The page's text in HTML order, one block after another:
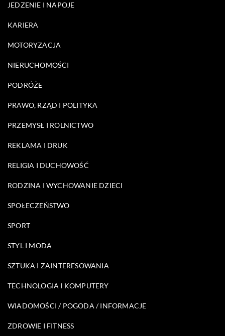
JEDZENIE I NAPOJE
KARIERA
MOTORYZACJA
NIERUCHOMOŚCI
PODRÓŻE
PRAWO, RZĄD I POLITYKA
PRZEMYSŁ I ROLNICTWO
REKLAMA I DRUK
RELIGIA I DUCHOWOŚĆ
RODZINA I WYCHOWANIE DZIECI
SPOŁECZEŃSTWO
SPORT
STYL I MODA
SZTUKA I ZAINTERESOWANIA
TECHNOLOGIA I KOMPUTERY
WIADOMOŚCI / POGODA / INFORMACJE
ZDROWIE I FITNESS